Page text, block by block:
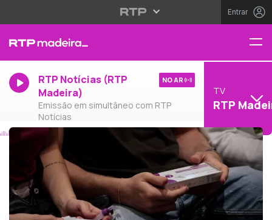
Entrar
RTP Notícias (RTP
Madeira)
Emissão em simultâneo com RTP
Notícias
NO AR
TV
RTP